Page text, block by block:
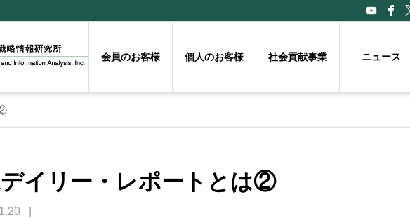
会員のお客様 個人のお客様 社会貢献事業 ニュース
イリー・レポートとは②